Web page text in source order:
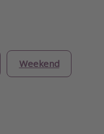
Weekend